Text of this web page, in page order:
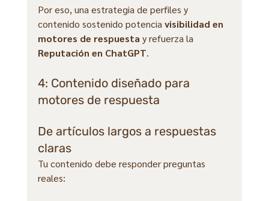
Por eso, una estrategia de perfiles y
contenido sostenido potencia visibilidad en
motores de respuesta y refuerza la
Reputación en ChatGPT.
4: Contenido diseñado para
motores de respuesta
De artículos largos a respuestas
claras
Tu contenido debe responder preguntas
reales: